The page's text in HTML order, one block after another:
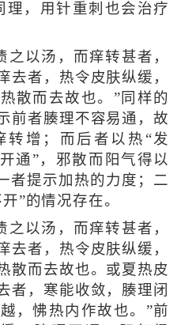
，用针重刺也会治疗
以汤，而痒转甚者，
去者，热令皮肤纵缓，
散而去故也。”同样的
前者腠理不容易通，故
转增；而后者以热“发
通”，邪散而阳气得以
者提示加热的力度；二
”的情况存在。
以汤，而痒转甚者，
去者，热令皮肤纵缓，
散而去故也。或夏热皮
者，寒能收敛，腠理闭
，怫热内作故也。”前